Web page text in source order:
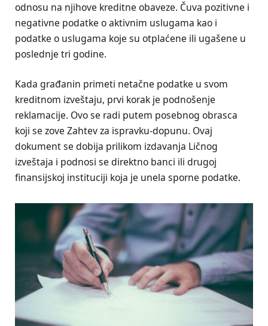
odnosu na njihove kreditne obaveze. Čuva pozitivne i
negativne podatke o aktivnim uslugama kao i
podatke o uslugama koje su otplaćene ili ugašene u
poslednje tri godine.
Kada građanin primeti netačne podatke u svom
kreditnom izveštaju, prvi korak je podnošenje
reklamacije. Ovo se radi putem posebnog obrasca
koji se zove Zahtev za ispravku-dopunu. Ovaj
dokument se dobija prilikom izdavanja Ličnog
izveštaja i podnosi se direktno banci ili drugoj
finansijskoj instituciji koja je unela sporne podatke.